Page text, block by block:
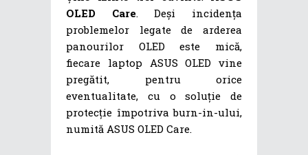
OLED Care. Deși incidența
problemelor legate de arderea
panourilor OLED este mică,
fiecare laptop ASUS OLED vine
pregătit, pentru orice
eventualitate, cu o soluție de
protecție împotriva burn-in-ului,
numită ASUS OLED Care.